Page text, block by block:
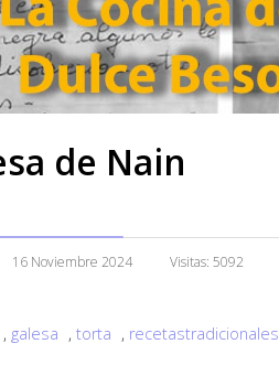
de Nain
16 Noviembre 2024 Visitas: 5092
, galesa , torta , recetastradicionales